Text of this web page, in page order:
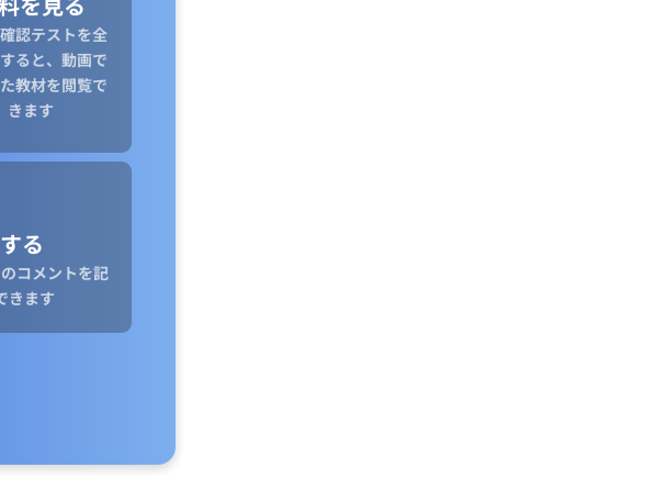
認テストを全
ると、動画で
教材を閲覧で
きます
る
コメントを記
きます